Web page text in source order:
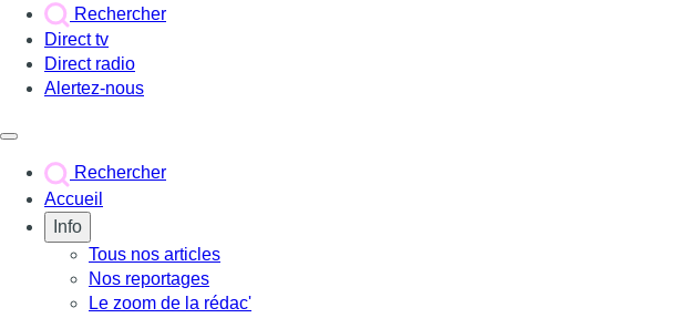
Rechercher
Direct tv
Direct radio
Alertez-nous
Rechercher
Accueil
Info
Tous nos articles
Nos reportages
Le zoom de la rédac'